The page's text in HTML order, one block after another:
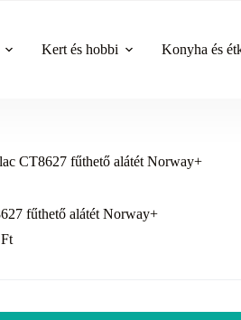
Kert és hobbi Konyha és
CT8627 fűthető alátét Norway+
fűthető alátét Norway+
Ft